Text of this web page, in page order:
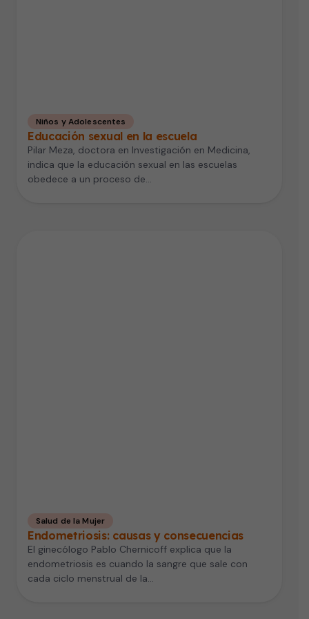
Niños y Adolescentes
Educación sexual en la escuela
Pilar Meza, doctora en Investigación en Medicina,
indica que la educación sexual en las escuelas
obedece a un proceso de…
Salud de la Mujer
Endometriosis: causas y consecuencias
El ginecólogo Pablo Chernicoff explica que la
endometriosis es cuando la sangre que sale con
cada ciclo menstrual de la…